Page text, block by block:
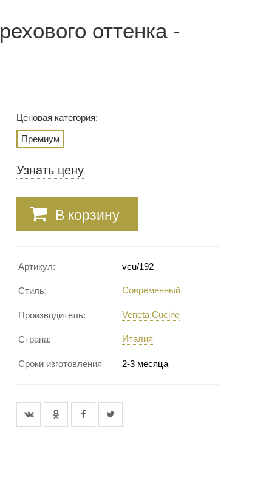
оттенка -
Ценовая категория:
Премиум
Узнать цену
В корзину
Артикул: vcu/192
Стиль: Современный
Производитель: Veneta Cucine
Страна: Италия
Сроки изготовления 2-3 месяца